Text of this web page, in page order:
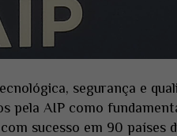
segurança e
pela AIP como
sucesso em 90 países